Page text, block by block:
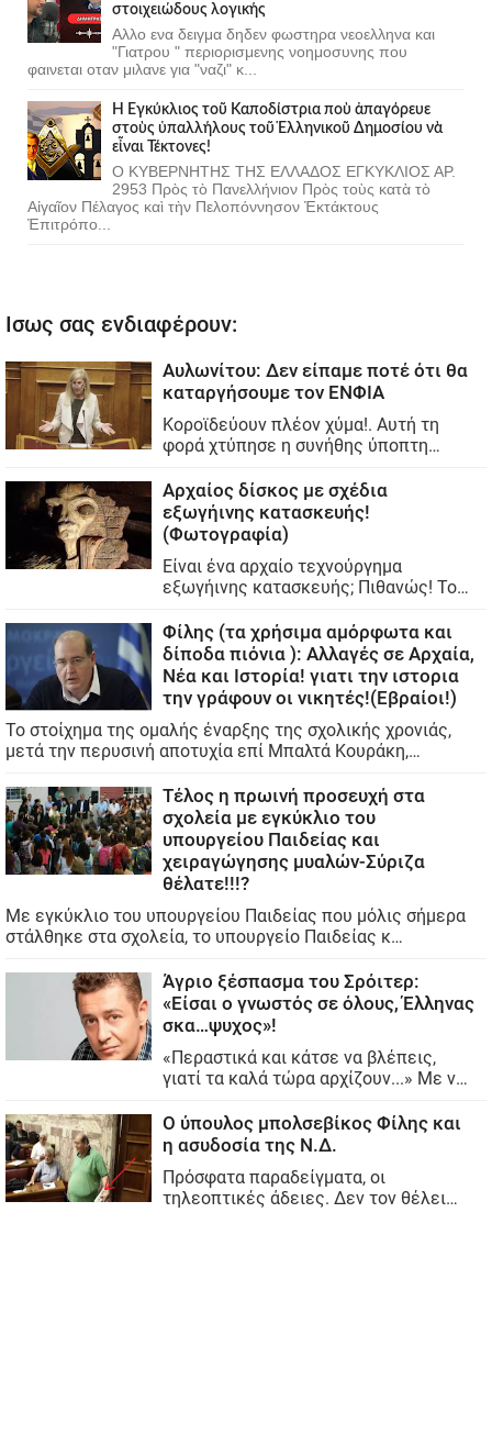
στοιχειώδους λογικής
Αλλο ενα δειγμα δηδεν φωστηρα νεοελληνα και
"Γιατρου " περιορισμενης νοημοσυνης που
φαινεται οταν μιλανε για "ναζι" κ...
Ἡ Ἐγκύκλιος τοῦ Καποδίστρια ποὺ ἀπαγόρευε
στοὺς ὑπαλλήλους τοῦ Ἑλληνικοῦ Δημοσίου νὰ
εἶναι Τέκτονες!
Ο ΚΥΒΕΡΝΗΤΗΣ ΤΗΣ ΕΛΛΑΔΟΣ ΕΓΚΥΚΛΙΟΣ ΑΡ.
2953 Πρὸς τὸ Πανελλήνιον Πρὸς τοὺς κατὰ τὸ
Αἰγαῖον Πέλαγος καὶ τὴν Πελοπόννησον Ἐκτάκτους
Ἐπιτρόπο...